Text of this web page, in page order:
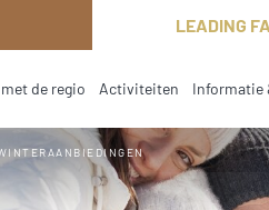
LEADING
de regio Activiteiten Informatie